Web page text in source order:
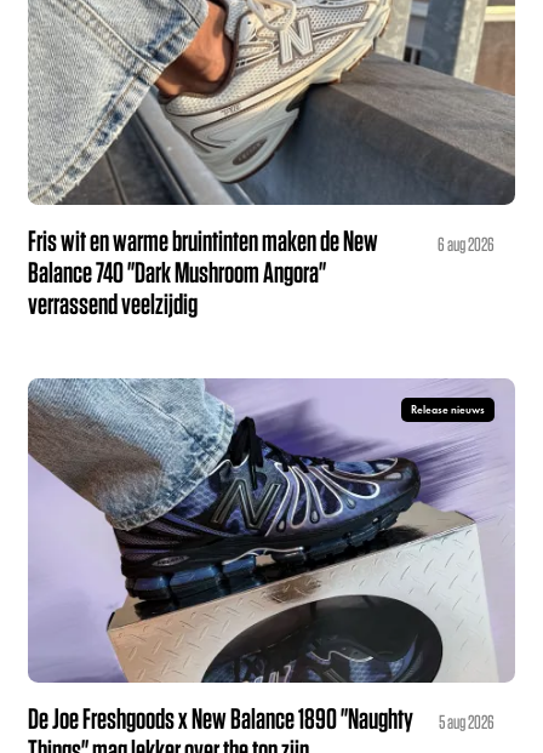
Fris wit en warme bruintinten maken de New
Balance 740 "Dark Mushroom Angora"
verrassend veelzijdig
6 aug 2026
Release nieuws
De Joe Freshgoods x New Balance 1890 "Naughty
5 aug 2026